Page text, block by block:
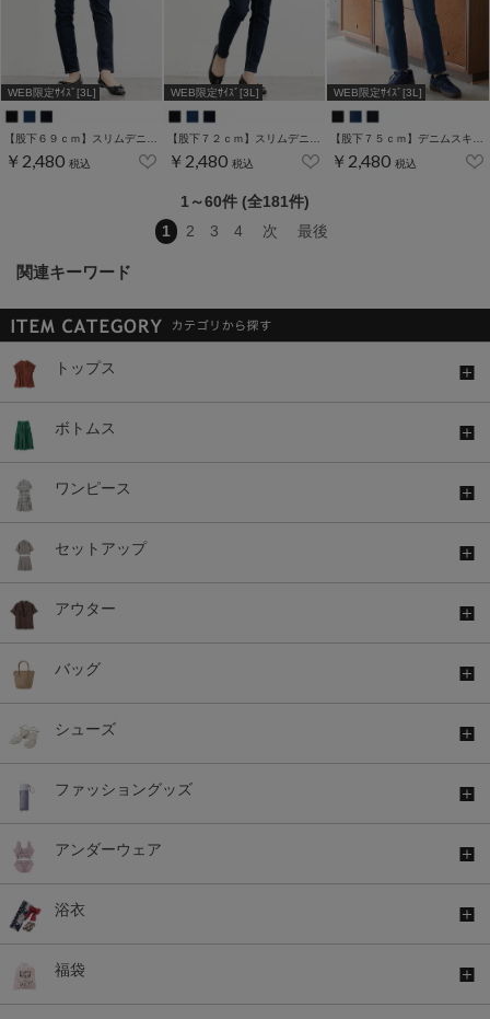
WEB限定ｻｲｽﾞ[3L]
￥2,480 税込
WEB限定ｻｲｽﾞ[3L]
￥2,480 税込
WEB限定ｻｲｽﾞ[3L]
￥2,480 税込
1～60件 (全181件)
1
2 3 4 次 最後
関連キーワード
トップス
ボトムス
ワンピース
セットアップ
アウター
バッグ
シューズ
ファッショングッズ
アンダーウェア
浴衣
福袋